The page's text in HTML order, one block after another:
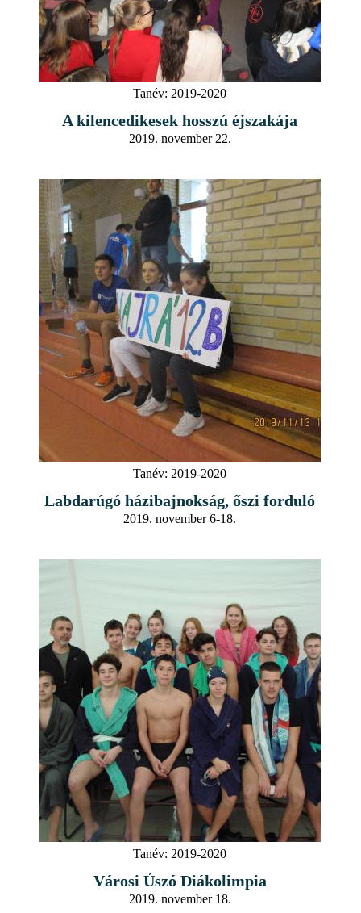
Tanév: 2019-2020
A kilencedikesek hosszú éjszakája
2019. november 22.
Tanév: 2019-2020
Labdarúgó házibajnokság, őszi forduló
2019. november 6-18.
Tanév: 2019-2020
Városi Úszó Diákolimpia
2019. november 18.